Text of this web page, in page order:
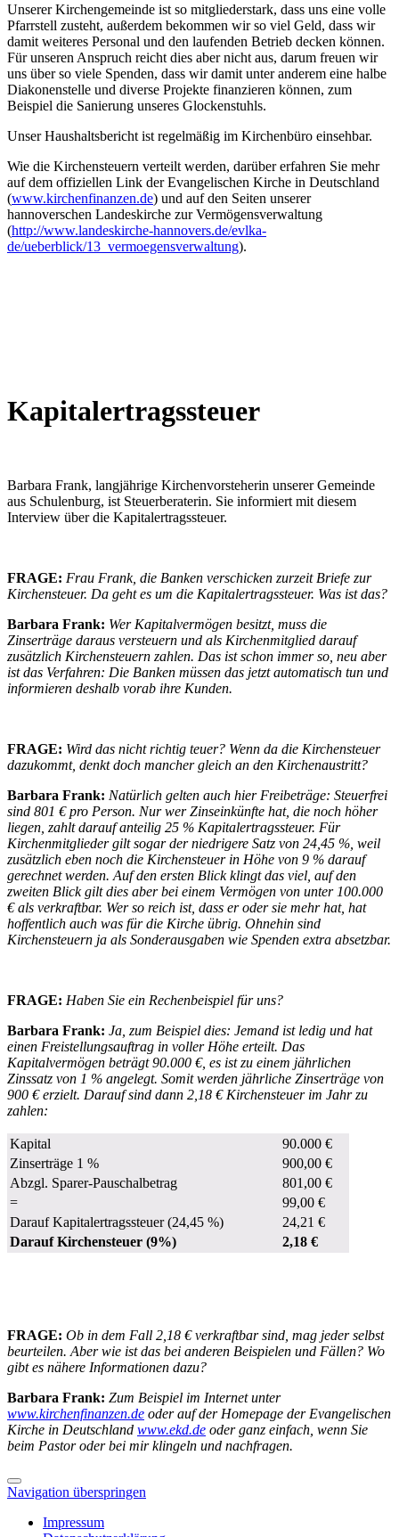
Unserer Kirchengemeinde ist so mitgliederstark, dass uns eine volle
Pfarrstell zusteht, außerdem bekommen wir so viel Geld, dass wir
damit weiteres Personal und den laufenden Betrieb decken können.
Für unseren Anspruch reicht dies aber nicht aus, darum freuen wir
uns über so viele Spenden, dass wir damit unter anderem eine halbe
Diakonenstelle und diverse Projekte finanzieren können, zum
Beispiel die Sanierung unseres Glockenstuhls.
Unser Haushaltsbericht ist regelmäßig im Kirchenbüro einsehbar.
Wie die Kirchensteuern verteilt werden, darüber erfahren Sie mehr
auf dem offiziellen Link der Evangelischen Kirche in Deutschland
(www.kirchenfinanzen.de) und auf den Seiten unserer
hannoverschen Landeskirche zur Vermögensverwaltung
(http://www.landeskirche-hannovers.de/evlka-
de/ueberblick/13_vermoegensverwaltung).
Kapitalertragssteuer
Barbara Frank, langjährige Kirchenvorsteherin unserer Gemeinde
aus Schulenburg, ist Steuerberaterin. Sie informiert mit diesem
Interview über die Kapitalertragssteuer.
FRAGE: Frau Frank, die Banken verschicken zurzeit Briefe zur
Kirchensteuer. Da geht es um die Kapitalertragssteuer. Was ist das?
Barbara Frank: Wer Kapitalvermögen besitzt, muss die
Zinserträge daraus versteuern und als Kirchenmitglied darauf
zusätzlich Kirchensteuern zahlen. Das ist schon immer so, neu aber
ist das Verfahren: Die Banken müssen das jetzt automatisch tun und
informieren deshalb vorab ihre Kunden.
FRAGE: Wird das nicht richtig teuer? Wenn da die Kirchensteuer
dazukommt, denkt doch mancher gleich an den Kirchenaustritt?
Barbara Frank: Natürlich gelten auch hier Freibeträge: Steuerfrei
sind 801 € pro Person. Nur wer Zinseinkünfte hat, die noch höher
liegen, zahlt darauf anteilig 25 % Kapitalertragssteuer. Für
Kirchenmitglieder gilt sogar der niedrigere Satz von 24,45 %, weil
zusätzlich eben noch die Kirchensteuer in Höhe von 9 % darauf
gerechnet werden. Auf den ersten Blick klingt das viel, auf den
zweiten Blick gilt dies aber bei einem Vermögen von unter 100.000
€ als verkraftbar. Wer so reich ist, dass er oder sie mehr hat, hat
hoffentlich auch was für die Kirche übrig. Ohnehin sind
Kirchensteuern ja als Sonderausgaben wie Spenden extra absetzbar.
FRAGE: Haben Sie ein Rechenbeispiel für uns?
Barbara Frank: Ja, zum Beispiel dies: Jemand ist ledig und hat
einen Freistellungsauftrag in voller Höhe erteilt. Das
Kapitalvermögen beträgt 90.000 €, es ist zu einem jährlichen
Zinssatz von 1 % angelegt. Somit werden jährliche Zinserträge von
900 € erzielt. Darauf sind dann 2,18 € Kirchensteuer im Jahr zu
zahlen:
Kapital
90.000 €
Zinserträge 1 %
900,00 €
Abzgl. Sparer-Pauschalbetrag
801,00 €
=
99,00 €
Darauf Kapitalertragssteuer (24,45 %)
24,21 €
Darauf Kirchensteuer (9%)
2,18 €
FRAGE: Ob in dem Fall 2,18 € verkraftbar sind, mag jeder selbst
beurteilen. Aber wie ist das bei anderen Beispielen und Fällen? Wo
gibt es nähere Informationen dazu?
Barbara Frank: Zum Beispiel im Internet unter
www.kirchenfinanzen.de oder auf der Homepage der Evangelischen
Kirche in Deutschland www.ekd.de oder ganz einfach, wenn Sie
beim Pastor oder bei mir klingeln und nachfragen.
Navigation überspringen
Impressum